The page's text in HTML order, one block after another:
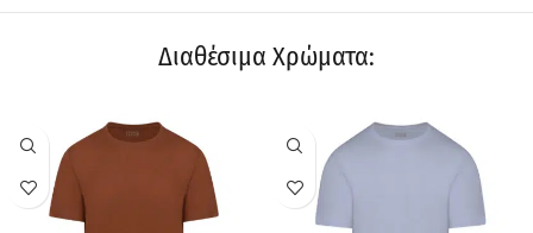
Διαθέσιμα Χρώματα:
ΠΡΟΣΦΟΡΆ ΠΡΟΣΦΟΡΆ